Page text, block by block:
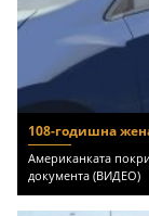
108-годишна
Американката
документа (ВИДЕО)